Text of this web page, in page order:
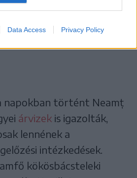
Data Access Privacy Policy
volt, ennyit
napokban történt Neamț
árvizek is igazolták,
lennének a
intézkedések.
kökösbácsteleki